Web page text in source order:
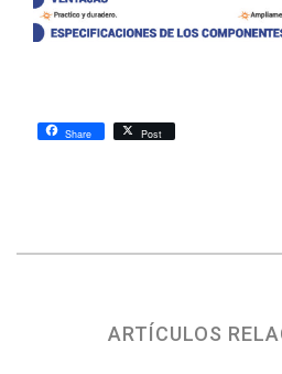
Share Post
ARTÍCULOS